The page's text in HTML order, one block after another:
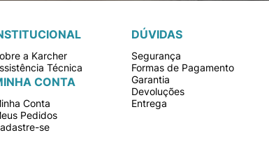
a Karcher
Técnica
CONTA
Conta
Pedidos
se
DÚVIDAS
Segurança
Formas de Pagamento
Garantia
Devoluções
Entrega